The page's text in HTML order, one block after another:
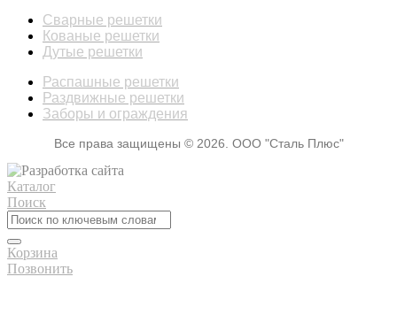
Сварные решетки
Кованые решетки
Дутые решетки
Распашные решетки
Раздвижные решетки
Заборы и ограждения
Все права защищены © 2026. ООО "Сталь Плюс"
Каталог
Поиск
Корзина
Позвонить